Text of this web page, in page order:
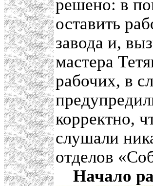
решено: в
оставить
завода и,
мастера
рабочих, в
корректно,
слушали
отделов
Начало